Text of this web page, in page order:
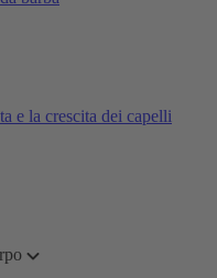
e la crescita dei capelli